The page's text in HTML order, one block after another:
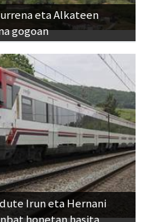
eta Alkateen
gogoan
Irun eta Hernani
honetan hasita